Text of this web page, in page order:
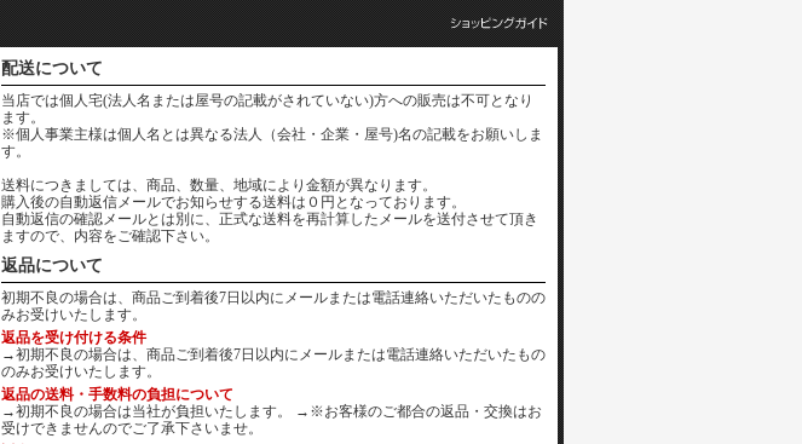
配送について
当店では個人宅(法人名または屋号の記載がされていない)方への販売は不可となり
ます。
※個人事業主様は個人名とは異なる法人（会社・企業・屋号)名の記載をお願いしま
す。
送料につきましては、商品、数量、地域により金額が異なります。
購入後の自動返信メールでお知らせする送料は０円となっております。
自動返信の確認メールとは別に、正式な送料を再計算したメールを送付させて頂き
ますので、内容をご確認下さい。
返品について
初期不良の場合は、商品ご到着後7日以内にメールまたは電話連絡いただいたものの
みお受けいたします。
返品を受け付ける条件
→初期不良の場合は、商品ご到着後7日以内にメールまたは電話連絡いただいたもの
のみお受けいたします。
返品の送料・手数料の負担について
→初期不良の場合は当社が負担いたします。 →※お客様のご都合の返品・交換はお
受けできませんのでご了承下さいませ。